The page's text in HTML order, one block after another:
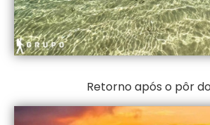
Retorno após o pôr